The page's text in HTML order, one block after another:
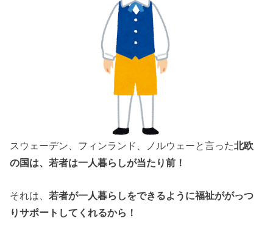
スウェーデン、フィンランド、ノルウェーと言った北欧
の国は、若者は一人暮らしが当たり前！
それは、若者が一人暮らしをできるように福祉ががっつ
りサポートしてくれるから！